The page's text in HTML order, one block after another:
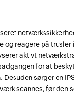
og reagere på trusler
aktivt
for at
sørger en
scannes, før den